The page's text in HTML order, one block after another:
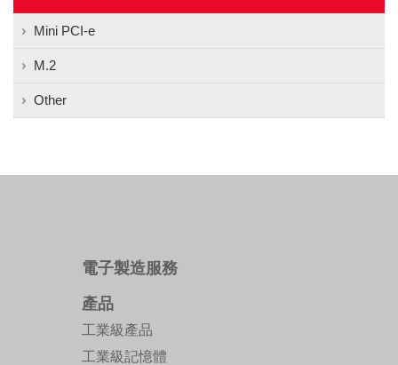
Mini PCI-e
M.2
Other
電子製造服務
產品
工業級產品
工業級記憶體